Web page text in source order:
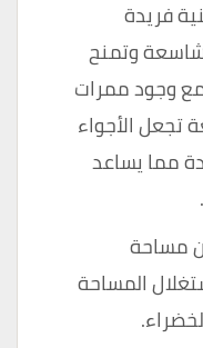
فريدة
وتمنح
وجود ممرات
تجعل الأجواء
مما يساعد
نسبة 25% من مساحة
المساحة